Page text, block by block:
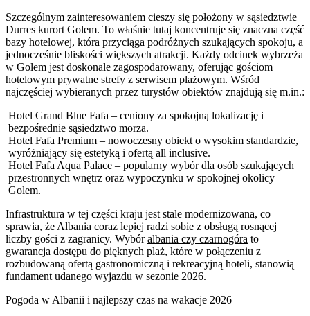
Szczególnym zainteresowaniem cieszy się położony w sąsiedztwie
Durres kurort Golem. To właśnie tutaj koncentruje się znaczna część
bazy hotelowej, która przyciąga podróżnych szukających spokoju, a
jednocześnie bliskości większych atrakcji. Każdy odcinek wybrzeża
w Golem jest doskonale zagospodarowany, oferując gościom
hotelowym prywatne strefy z serwisem plażowym. Wśród
najczęściej wybieranych przez turystów obiektów znajdują się m.in.:
Hotel Grand Blue Fafa – ceniony za spokojną lokalizację i
bezpośrednie sąsiedztwo morza.
Hotel Fafa Premium – nowoczesny obiekt o wysokim standardzie,
wyróżniający się estetyką i ofertą all inclusive.
Hotel Fafa Aqua Palace – popularny wybór dla osób szukających
przestronnych wnętrz oraz wypoczynku w spokojnej okolicy
Golem.
Infrastruktura w tej części kraju jest stale modernizowana, co
sprawia, że Albania coraz lepiej radzi sobie z obsługą rosnącej
liczby gości z zagranicy. Wybóralbania czy czarnogóra to
gwarancja dostępu do pięknych plaż, które w połączeniu z
rozbudowaną ofertą gastronomiczną i rekreacyjną hoteli, stanowią
fundament udanego wyjazdu w sezonie 2026.
Pogoda w Albanii i najlepszy czas na wakacje 2026